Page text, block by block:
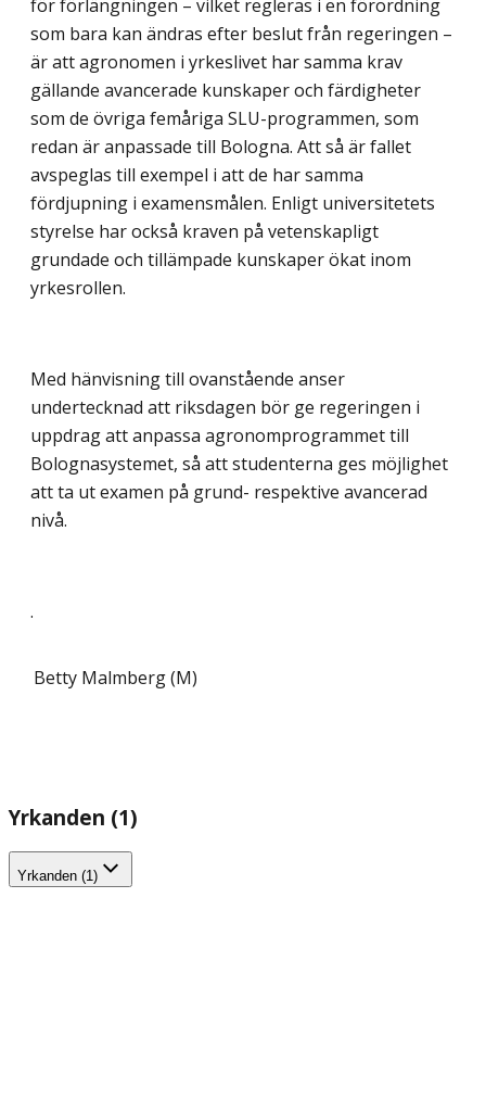
för förlängningen – vilket regleras i en förordning
som bara kan ändras efter beslut från regeringen –
är att agronomen i yrkeslivet har samma krav
gällande avancerade kunskaper och färdigheter
som de övriga femåriga SLU-programmen, som
redan är anpassade till Bologna. Att så är fallet
avspeglas till exempel i att de har samma
fördjupning i examensmålen. Enligt universitetets
styrelse har också kraven på vetenskapligt
grundade och tillämpade kunskaper ökat inom
yrkesrollen.
Med hänvisning till ovanstående anser
undertecknad att riksdagen bör ge regeringen i
uppdrag att anpassa agronomprogrammet till
Bolognasystemet, så att studenterna ges möjlighet
att ta ut examen på grund- respektive avancerad
nivå.
.
Betty Malmberg (M)
Yrkanden (1)
Yrkanden (1)